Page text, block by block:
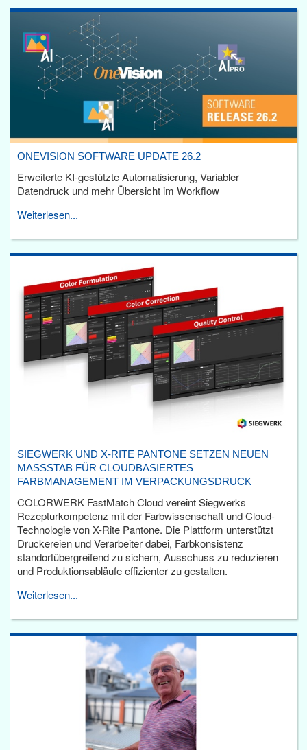
ONEVISION SOFTWARE UPDATE 26.2
Erweiterte KI-gestützte Automatisierung, Variabler
Datendruck und mehr Übersicht im Workflow
Weiterlesen...
SIEGWERK UND X-RITE PANTONE SETZEN NEUEN
MASSSTAB FÜR CLOUDBASIERTES F
ARBMANAGEMENT IM VERPACKUNGSDRUCK
COLORWERK FastMatch Cloud vereint Siegwerks
Rezepturkompetenz mit der Farbwissenschaft und Cloud-
Technologie von X-Rite Pantone. Die Plattform unterstützt
Druckereien und Verarbeiter dabei, Farbkonsistenz
standortübergreifend zu sichern, Ausschuss zu reduzieren
und Produktionsabläufe effizienter zu gestalten.
Weiterlesen...